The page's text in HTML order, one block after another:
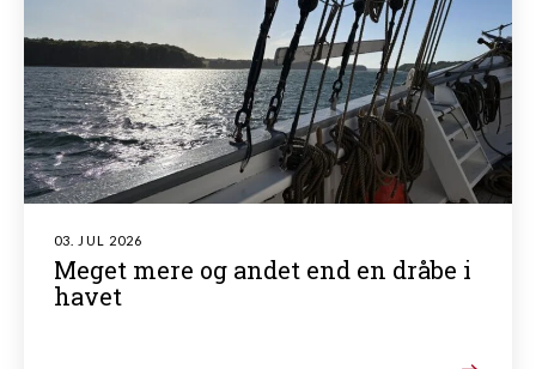
03. JUL 2026
Meget mere og andet end en dråbe i
havet